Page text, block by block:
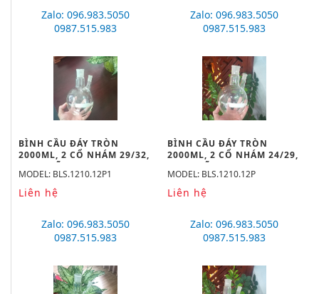
Zalo: 096.983.5050
0987.515.983
BÌNH CẦU ĐÁY TRÒN
2000ML, 2 CỔ NHÁM 29/32,
19/26 HÃNG BIOHALL
MODEL: BLS.1210.12P1
Liên hệ
Zalo: 096.983.5050
0987.515.983
BÌNH CẦU ĐÁY TRÒN
2000ML, 2 CỔ NHÁM 24/29,
19/26 HÃNG BIOHALL
MODEL: BLS.1210.12P
Liên hệ
Zalo: 096.983.5050
0987.515.983
Zalo: 096.983.5050
0987.515.983